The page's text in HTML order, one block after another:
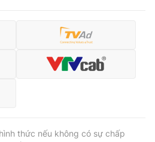
thức nếu không có sự chấp